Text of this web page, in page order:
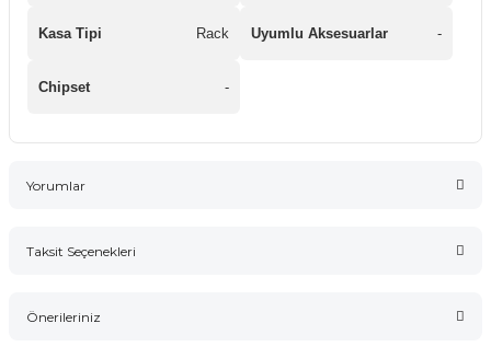
Kasa Tipi Rack Uyumlu Aksesuarlar -
Chipset -
Yorumlar
Taksit Seçenekleri
Önerileriniz